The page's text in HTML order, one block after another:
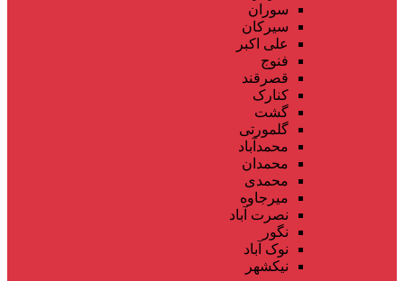
سوران
سیرکان
علی اکبر
فنوج
قصرقند
کنارک
گشت
گلمورتی
محمدآباد
محمدان
محمدی
میرجاوه
نصرت آباد
نگور
نوک آباد
نیکشهر